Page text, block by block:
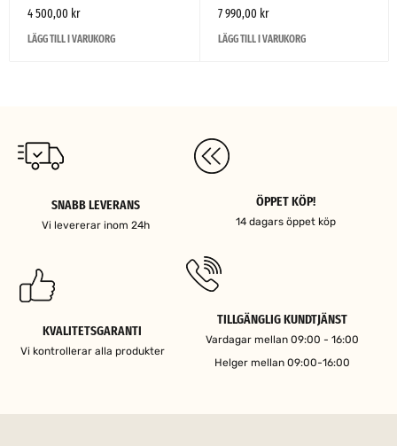
4 500,00 kr
LÄGG TILL I VARUKORG
7 990,00 kr
LÄGG TILL I VARUKORG
SNABB LEVERANS
Vi levererar inom 24h
ÖPPET KÖP!
14 dagars öppet köp
KVALITETSGARANTI
Vi kontrollerar alla produkter
TILLGÄNGLIG KUNDTJÄNST
Vardagar mellan 09:00 - 16:00
Helger mellan 09:00-16:00